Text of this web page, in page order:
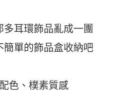
多耳環飾品亂成一團
簡單的飾品盒收納吧
色、樸素質感